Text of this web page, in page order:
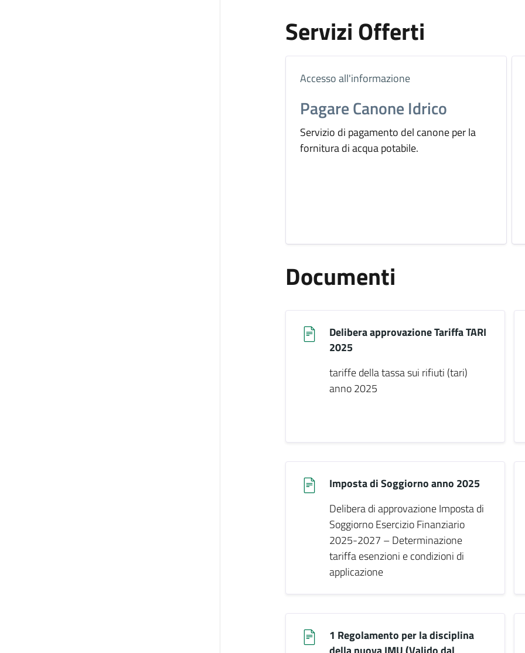
Servizi Offerti
Accesso all'informazione
Pagare Canone Idrico
Servizio di pagamento del canone per la
fornitura di acqua potabile.
Documenti
Delibera approvazione Tariffa TARI
2025
tariffe della tassa sui rifiuti (tari)
anno 2025
Imposta di Soggiorno anno 2025
Delibera di approvazione Imposta di
Soggiorno Esercizio Finanziario
2025-2027 – Determinazione
tariffa esenzioni e condizioni di
applicazione
1 Regolamento per la disciplina